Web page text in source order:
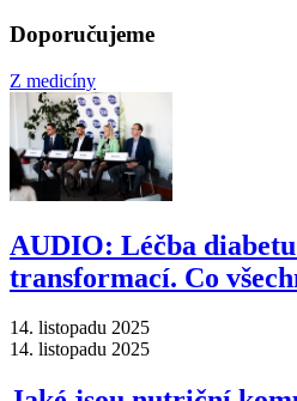
Doporučujeme
Z medicíny
AUDIO: Léčba
transformací. Co
14. listopadu 2025
14. listopadu 2025